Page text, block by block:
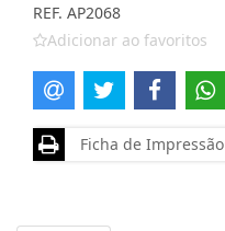
REF. AP2068
Adicionar ao favoritos
Ficha de Impressão